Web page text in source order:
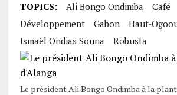
TOPICS: Ali Bongo Ondimba Café
Développement
Gabon
Haut-
Ismaël Ondias Souna
Robusta
Le président Ali Bongo Ondimba à la